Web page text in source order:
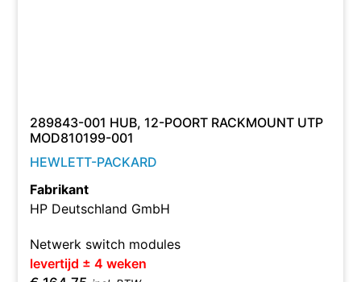
289843-001 HUB, 12-POORT RACKMOUNT UTP
MOD810199-001
HEWLETT-PACKARD
Fabrikant
HP Deutschland GmbH
Netwerk switch modules
levertijd ± 4 weken